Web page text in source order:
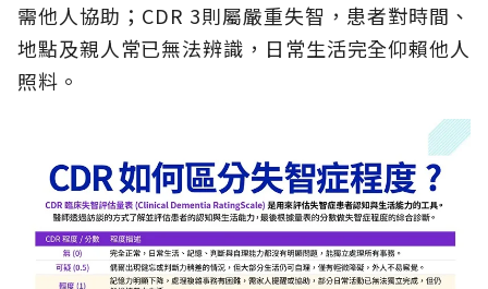
需他人協助；CDR 3則屬嚴重失智，患者對時間、
地點及親人常已無法辨識，日常生活完全仰賴他人
照料。